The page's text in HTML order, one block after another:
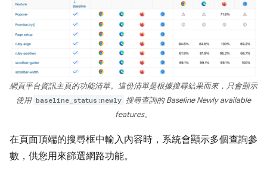
網頁平台資訊主頁的功能清單。這份清單是根據搜尋結果而來，只會顯示
使用 baseline_status:newly 搜尋查詢的 Baseline Newly available
features。
在頁面頂端的搜尋框中輸入內容時，系統會顯示多個查詢參
數，供您用來篩選網路功能。